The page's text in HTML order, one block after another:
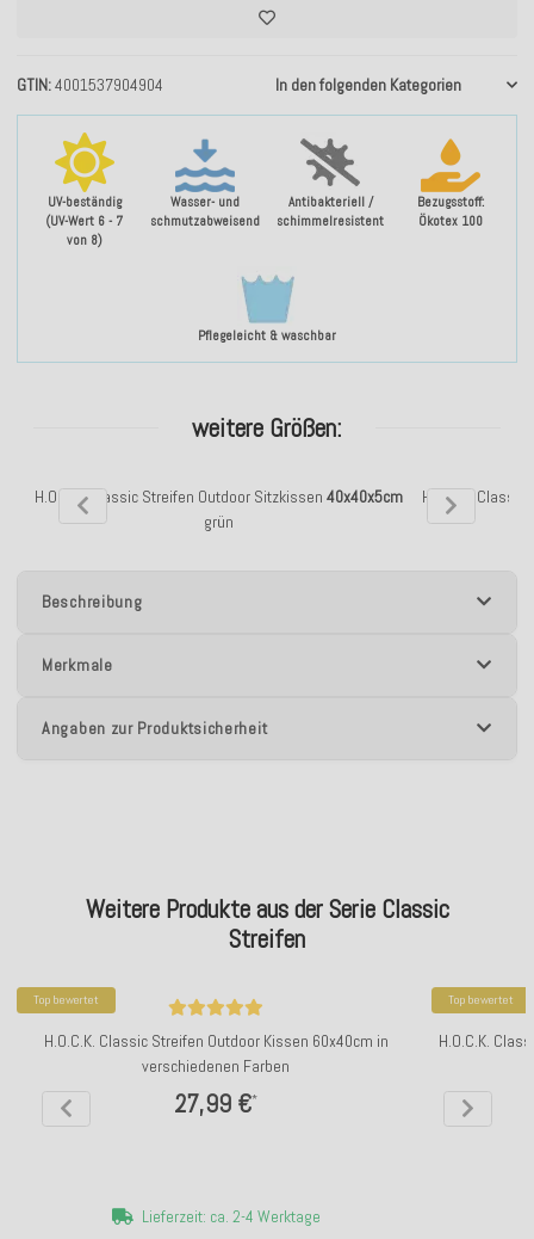
UV-beständig
(UV-Wert 6 - 7
von 8)
Wasser- und
schmutzabweisend
Antibakteriell /
schimmelresistent
Bezugsstoff:
Ökotex 100
Pflegeleicht & waschbar
GTIN 4001537904904 In den folgenden Kategorien
weitere Größen:
H.O.C.K. Classic Streifen Outdoor Sitzkissen 40x40x5cm
grün
H.O.C.K.
Beschreibung
Merkmale
Angaben zur Produktsicherheit
Weitere Produkte aus der Serie Classic
Streifen
Top bewertet
H.O.C.K. Classic Streifen Outdoor Kissen 60x40cm in
verschiedenen Farben
27,99 €*
Lieferzeit: ca. 2-4 Werktage
Top bewertet
H.O.C.K.